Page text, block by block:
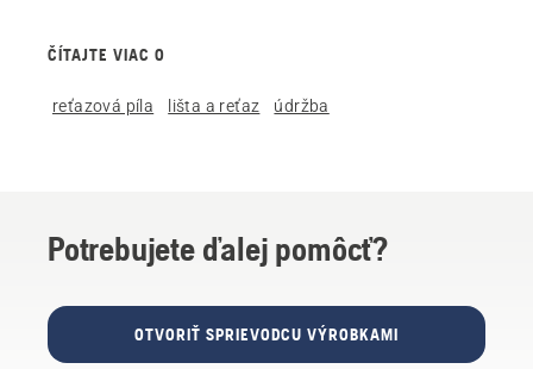
ČÍTAJTE VIAC O
reťazová píla lišta a reťaz údržba
Potrebujete ďalej pomôcť?
OTVORIŤ SPRIEVODCU VÝROBKAMI